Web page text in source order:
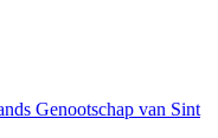
Genootschap van Sint